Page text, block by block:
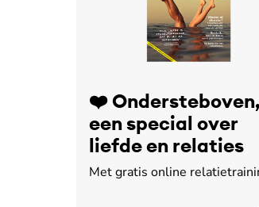
❤️ Ondersteboven,
een special over
liefde en relaties
Met gratis online